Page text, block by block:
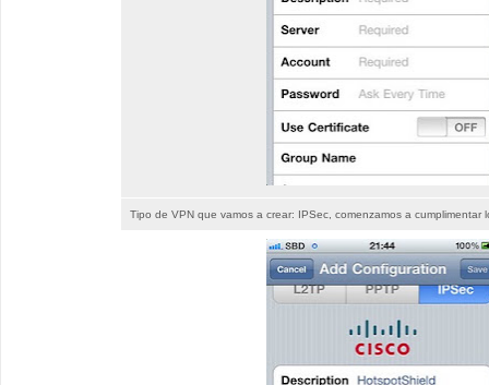
Tipo de VPN que vamos a crear: IPSec, comenzamos a cumplimentar